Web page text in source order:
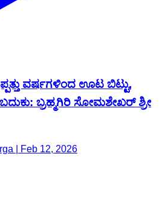
ವರ್ಷಗಳಿಂದ ಊಟ ಬಿಟ್ಟು,
ಬ್ರಹ್ಮಗಿರಿ ಸೋಮಶೇಖರ್ ಶ್ರೀ
| Feb 12, 2026